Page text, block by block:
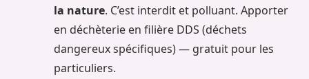
la nature. C’est interdit et polluant. Apporter
en déchèterie en filière DDS (déchets
dangereux spécifiques) — gratuit pour les
particuliers.